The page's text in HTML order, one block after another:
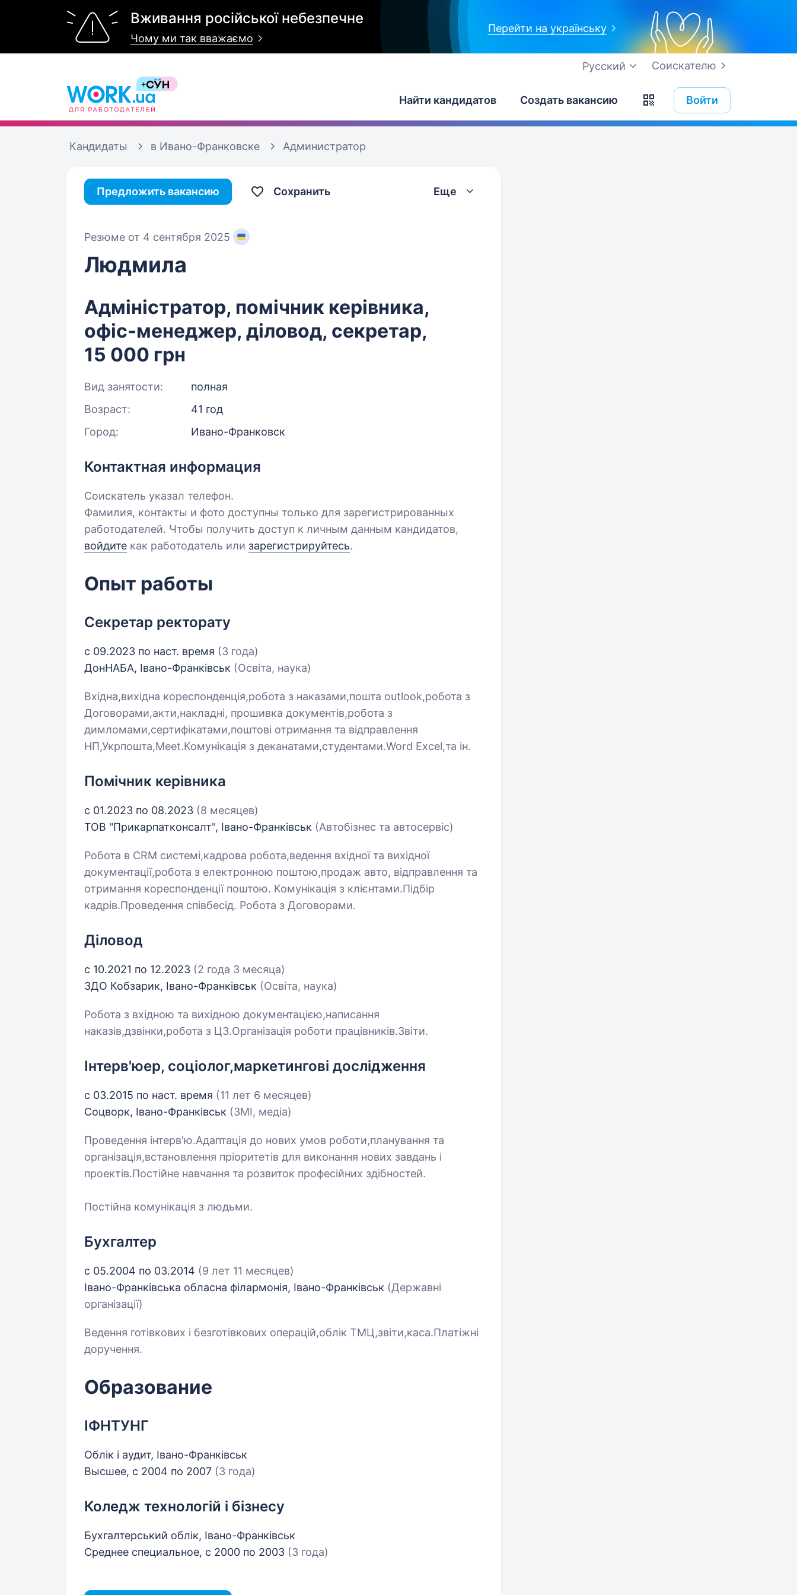
Вживання російської небезпечне
Чому ми так вважаємо
Перейти на українську
Соискателю
Русский
Найти кандидатов Создать вакансию Войти
Кандидаты в Ивано-Франковске Администратор
Предложить вакансию Сохранить Еще
Резюме от 4 сентября 2025
Людмила
Адміністратор, помічник керівника,
офіс-менеджер, діловод, секретар,
15 000 грн
Вид занятости:
полная
Возраст:
41 год
Город:
Ивано-Франковск
Контактная информация
Соискатель указал телефон.
Фамилия, контакты и фото доступны только для зарегистрированных
работодателей. Чтобы получить доступ к личным данным кандидатов,
войдите как работодатель или зарегистрируйтесь.
Опыт работы
Секретар ректорату
с 09.2023 по наст. время (3 года)
ДонНАБА, Івано-Франківськ (Освіта, наука)
Вхідна,вихідна кореспонденція,робота з наказами,пошта outlook,робота з
Договорами,акти,накладні, прошивка документів,робота з
димломами,сертифікатами,поштові отримання та відправлення
НП,Укрпошта,Meet.Комунікація з деканатами,студентами.Word Excel,та ін.
Помічник керівника
с 01.2023 по 08.2023 (8 месяцев)
ТОВ "Прикарпатконсалт", Івано-Франківськ (Автобізнес та автосервіс)
Робота в CRM системі,кадрова робота,ведення вхідної та вихідної
документації,робота з електронною поштою,продаж авто, відправлення та
отримання кореспонденції поштою. Комунікація з клієнтами.Підбір
кадрів.Проведення співбесід. Робота з Договорами.
Діловод
с 10.2021 по 12.2023 (2 года 3 месяца)
ЗДО Кобзарик, Івано-Франківськ (Освіта, наука)
Робота з вхідною та вихідною документацією,написання
наказів,дзвінки,робота з ЦЗ.Організація роботи працівників.Звіти.
Інтерв'юер, соціолог,маркетингові дослідження
с 03.2015 по наст. время (11 лет 6 месяцев)
Соцворк, Івано-Франківськ (ЗМІ, медіа)
Проведення інтерв'ю.Адаптація до нових умов роботи,планування та
організація,встановлення пріоритетів для виконання нових завдань і
проектів.Постійне навчання та розвиток професійних здібностей.
Постійна комунікація з людьми.
Бухгалтер
с 05.2004 по 03.2014 (9 лет 11 месяцев)
Івано-Франківська обласна філармонія, Івано-Франківськ (Державні
організації)
Ведення готівкових і безготівкових операцій,облік ТМЦ,звіти,каса.Платіжні
доручення.
Образование
ІФНТУНГ
Облік і аудит, Івано-Франківськ
Высшее, с 2004 по 2007 (3 года)
Коледж технологій і бізнесу
Бухгалтерський облік, Івано-Франківськ
Среднее специальное, с 2000 по 2003 (3 года)